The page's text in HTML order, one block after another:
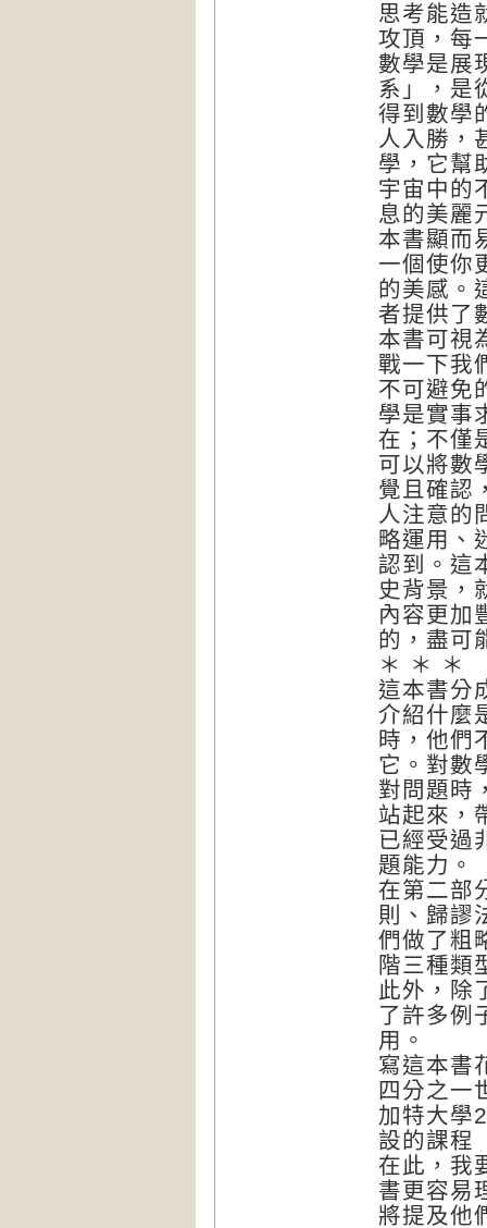
思考能造
攻頂，每
數學是展
系」，是
得到數學
人入勝，
學，它幫
宇宙中的
息的美麗
本書顯而
一個使你
的美感。
者提供了
本書可視
戰一下我
不可避免
學是實事
在；不僅
可以將數
覺且確認
人注意的
略運用、
認到。這
史背景，
內容更加
的，盡可
＊ ＊ ＊
這本書分
介紹什麼
時，他們
它。對數
對問題時
站起來，
已經受過
題能力。
在第二部
則、歸謬
們做了粗
階三種類
此外，除
了許多例
用。
寫這本書
四分之一
加特大學
設的課程
在此，我
書更容易
將提及他